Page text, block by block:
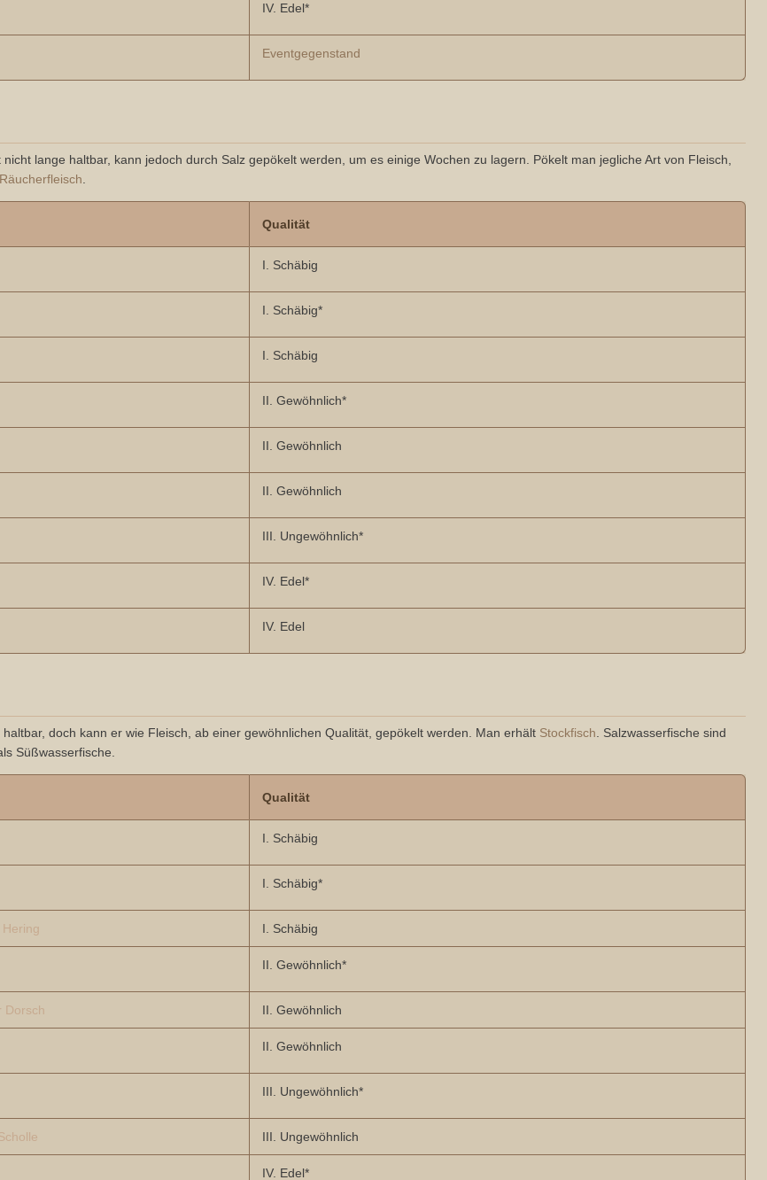
IV. Edel*
Eventgegenstand
lange haltbar, kann jedoch durch Salz gepökelt werden, um es einige Wochen zu lagern. Pökelt man jegliche Art von Fleisch,
Räucherfleisch.
Qualität
I. Schäbig
I. Schäbig*
I. Schäbig
II. Gewöhnlich*
II. Gewöhnlich
II. Gewöhnlich
III. Ungewöhnlich*
IV. Edel*
IV. Edel
doch kann er wie Fleisch, ab einer gewöhnlichen Qualität, gepökelt werden. Man erhält Stockfisch. Salzwasserfische sind
Süßwasserfische.
Qualität
I. Schäbig
I. Schäbig*
I. Schäbig
II. Gewöhnlich*
Dorsch II. Gewöhnlich
II. Gewöhnlich
III. Ungewöhnlich*
III. Ungewöhnlich
IV. Edel*